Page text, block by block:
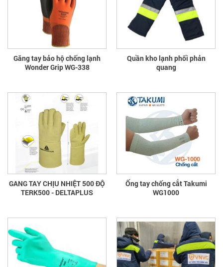
Găng tay bảo hộ chống lạnh
Wonder Grip WG-338
Quần kho lạnh phối phản
quang
GANG TAY CHỊU NHIỆT 500 ĐỘ
TERK500 - DELTAPLUS
Ống tay chống cắt Takumi
WG1000